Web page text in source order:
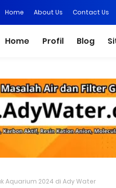
Home About Us Contact Us
Home Profil Blog
Aquarium 2024 di Ady Water